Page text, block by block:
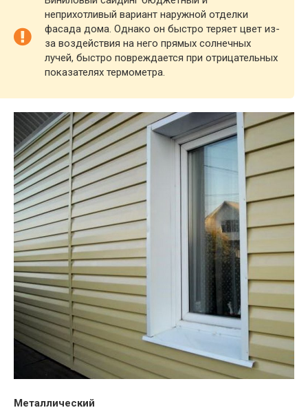
неприхотливый вариант наружной отделки
фасада дома. Однако он быстро теряет цвет из-
за воздействия на него прямых солнечных
лучей, быстро повреждается при отрицательных
показателях термометра.
Металлический